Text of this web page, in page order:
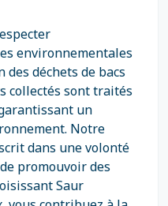
environnementales
déchets de bacs
collectés sont traités
un
Notre
dans une volonté
promouvoir des
Saur